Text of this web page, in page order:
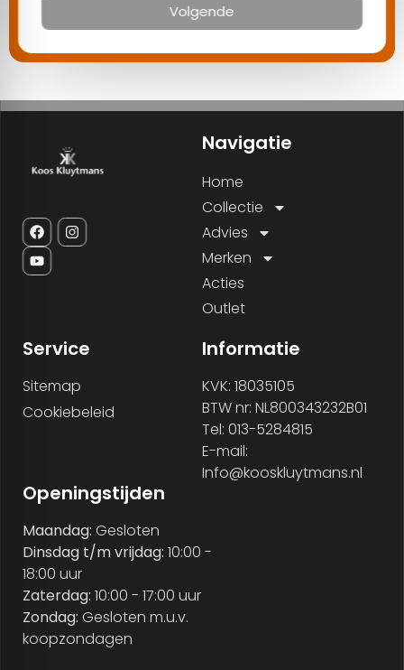
Volgende
Navigatie
Home
Collectie
Advies
Merken
Acties
Outlet
Service
Sitemap
Cookiebeleid
Informatie
KVK: 18035105
BTW nr: NL800343232B01
Tel: 013-5284815
E-mail:
Info@kooskluytmans.nl
Openingstijden
Maandag: Gesloten
Dinsdag t/m vrijdag: 10:00 -
18:00 uur
Zaterdag: 10:00 - 17:00 uur
Zondag: Gesloten m.u.v.
koopzondagen